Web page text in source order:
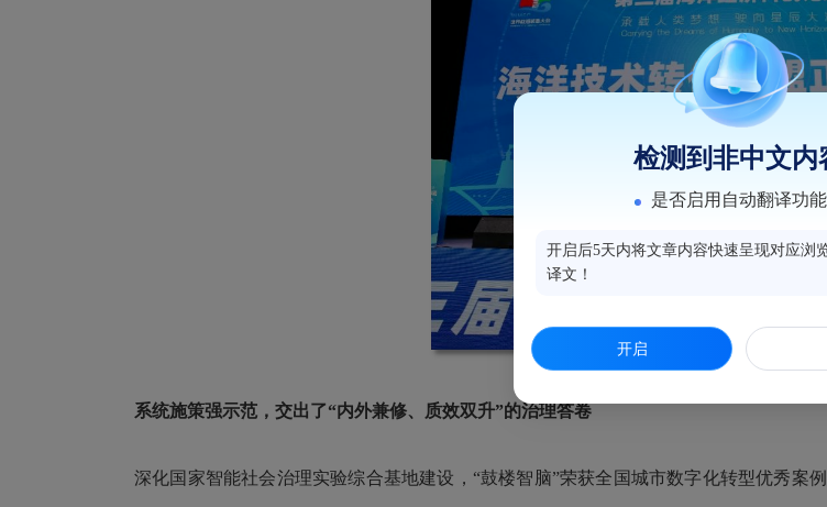
系统施策强示范，交出了“内外兼修、质效双升”的治理答卷
深化国家智能社会治理实验综合基地建设，“鼓楼智脑”荣获全国城市数字化转型优秀案
检测到非中文内
是否启用自动翻译功能
开启后5天内将文章内容快速呈现对应浏
译文！
开启